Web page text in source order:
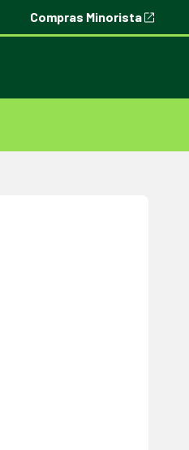
Compras Minorista